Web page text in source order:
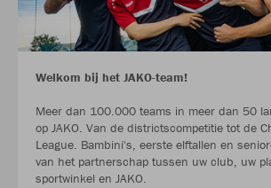
Welkom bij het JAKO-team!
Meer dan 100.000 teams in meer dan 50
op JAKO. Van de districtscompetitie tot de
League. Bambini's, eerste elftallen en
van het partnerschap tussen uw club, uw
sportwinkel en JAKO.